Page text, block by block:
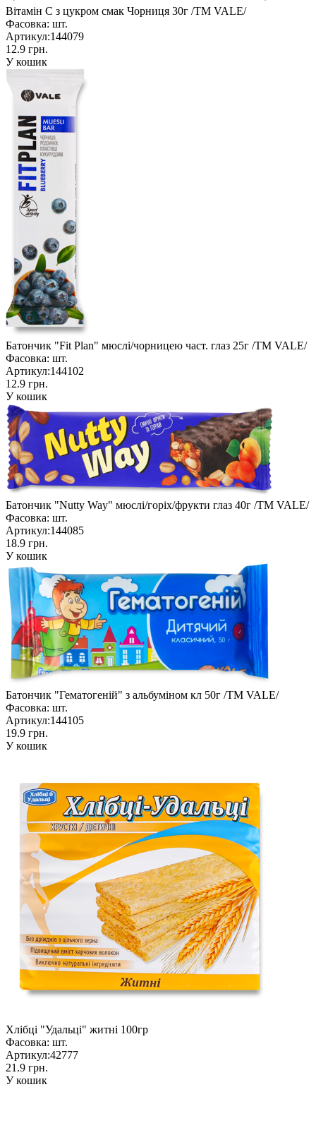
Вітамін С з цукром смак Чорниця 30г /ТМ VALE/
Фасовка: шт.
Артикул:144079
12.9 грн.
У кошик
Батончик "Fit Plan" мюслі/чорницею част. глаз 25г /ТМ VALE/
Фасовка: шт.
Артикул:144102
12.9 грн.
У кошик
Батончик "Nutty Way" мюслі/горіх/фрукти глаз 40г /ТМ VALE/
Фасовка: шт.
Артикул:144085
18.9 грн.
У кошик
Батончик "Гематогеній" з альбуміном кл 50г /ТМ VALE/
Фасовка: шт.
Артикул:144105
19.9 грн.
У кошик
Хлібці "Удальці" житні 100гр
Фасовка: шт.
Артикул:42777
21.9 грн.
У кошик